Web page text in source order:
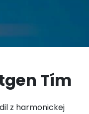
Tím
z harmonickej